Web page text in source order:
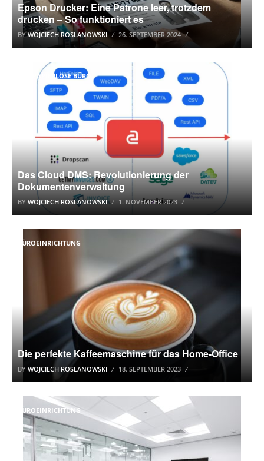
Epson Drucker: Eine Patrone leer, trotzdem
drucken – So funktioniert es
BYWOJCIECH ROSLANOWSKI 26. SEPTEMBER 2024
DAS PAPIERLOSE BÜRO
Das Cloud DMS: Revolutionierung der
Dokumentenverwaltung
BY WOJCIECH ROSLANOWSKI 1. NOVEMBER 2023
BÜROEINRICHTUNG
Die perfekte Kaffeemaschine für das Home-Office
BY WOJCIECH ROSLANOWSKI 18. SEPTEMBER 2023
BÜROEINRICHTUNG